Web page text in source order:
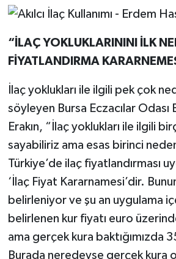
“İLAÇ YOKLUKLARININI İLK
FİYATLANDIRMA
İlaç yoklukları ile ilgili pek çok
söyleyen Bursa Eczacılar Odası
Erakın, “İlaç yoklukları ile ilgili
sayabiliriz ama esas birinci
Türkiye’de ilaç fiyatlandırması
‘İlaç Fiyat Kararnamesi’dir.
belirleniyor ve şu an uygulama
belirlenen kur fiyatı euro
ama gerçek kura baktığımızda
Burada neredeyse gerçek kura